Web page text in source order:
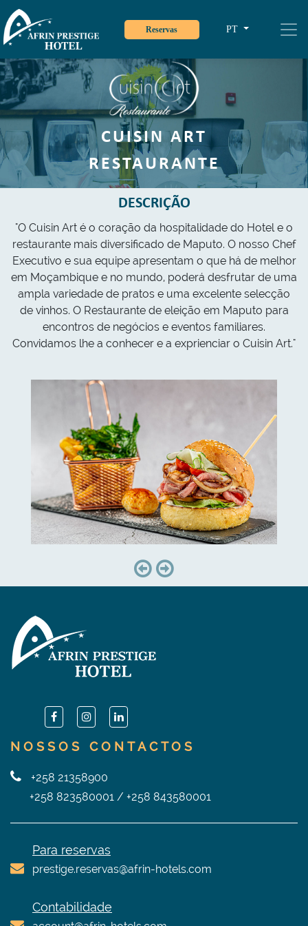
Reservas PT
CUISIN ART
RESTAURANTE
DESCRIÇÃO
"O Cuisin Art é o coração da hospitalidade do Hotel e o
restaurante mais diversificado de Maputo. O nosso Chef
Executivo e sua equipe apresentam o que há de melhor
em Moçambique e no mundo, poderá desfrutar de uma
ampla variedade de pratos e uma excelente selecção
de vinhos. O Restaurante de eleição em Maputo para
encontros de negócios e eventos familiares.
Convidamos lhe a conhecer e a exprienciar o Cuisin Art."
NOSSOS CONTACTOS
+258 21358900
+258 823580001 / +258 843580001
Para reservas
prestige.reservas@afrin-hotels.com
Contabilidade